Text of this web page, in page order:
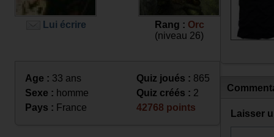
Lui écrire Rang : Orc
(niveau 26)
Age : 33 ans
Sexe : homme
Pays : France
Quiz joués : 865
Quiz créés : 2
42768 points
Laisser